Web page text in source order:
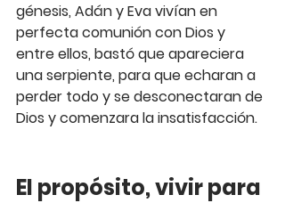
génesis, Adán y Eva vivían en
perfecta comunión con Dios y
entre ellos, bastó que apareciera
una serpiente, para que echaran a
perder todo y se desconectaran de
Dios y comenzara la insatisfacción.
El propósito, vivir para